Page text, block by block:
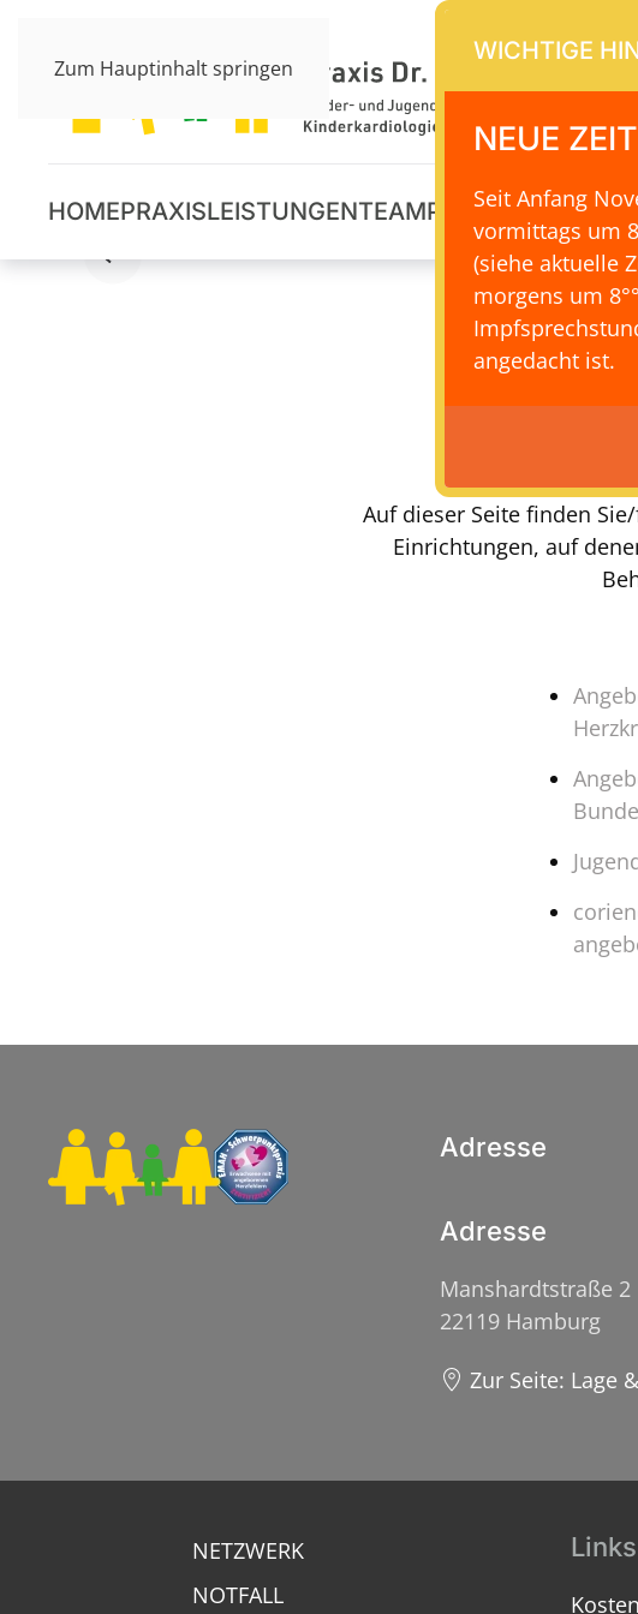
Zum Hauptinhalt springen
HOMEPRAXISLEISTUNGENTEAMPRAXISSERVICE
Links
Auf dieser Seite finden
Einrichtungen, auf
Adresse
Adresse
Manshardtstraße 2
22119 Hamburg
Zur Seite: Lage
NETZWERK
NOTFALL
WICHTIGE
NEUE
Seit Anfang
vormittags um
(siehe aktuelle
morgens um
angedacht ist.